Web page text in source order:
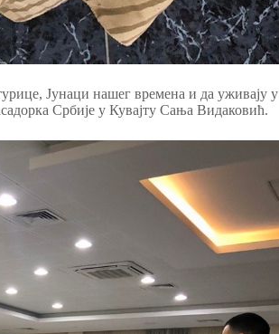
Јунаци нашег времена и да уживају у
Србије у Кувајту Сања Видаковић.